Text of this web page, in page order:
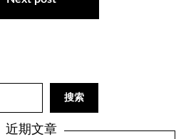
搜索
近期文章